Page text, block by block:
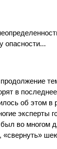
опасности...
в
об этом в
эксперты
во многом
«свернуть»